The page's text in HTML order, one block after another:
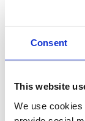
Consent
This website
We use
Die Anlage
keine
dass sie
verletzen